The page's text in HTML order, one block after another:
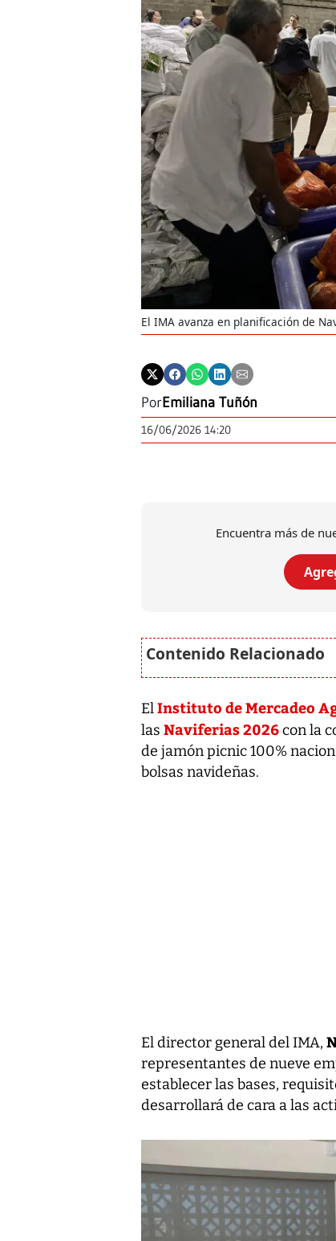
El IMA avanza en planificación de
PorEmiliana Tuñón
16/06/2026 14:20
Encuentra más de
ElInstituto de Mercadeo
las Naviferias 2026con la
de jamón picnic 100%
bolsas navideñas.
El director general del IMA,
representantes de nueve
establecer las bases,
desarrollará de cara a las